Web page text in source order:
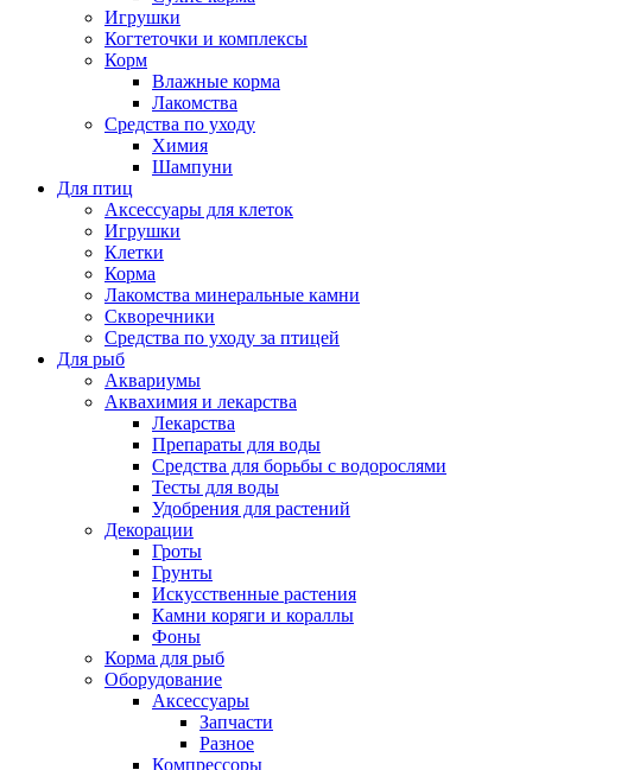
Игрушки
Когтеточки и комплексы
Корм
Влажные корма
Лакомства
Средства по уходу
Химия
Шампуни
Для птиц
Аксессуары для клеток
Игрушки
Клетки
Корма
Лакомства минеральные камни
Скворечники
Средства по уходу за птицей
Для рыб
Аквариумы
Аквахимия и лекарства
Лекарства
Препараты для воды
Средства для борьбы с водорослями
Тесты для воды
Удобрения для растений
Декорации
Гроты
Грунты
Искусственные растения
Камни коряги и кораллы
Фоны
Корма для рыб
Оборудование
Аксессуары
Запчасти
Разное
Компрессоры